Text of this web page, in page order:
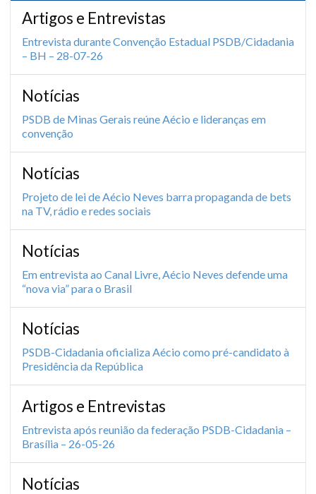
Artigos e Entrevistas
Entrevista durante Convenção Estadual PSDB/Cidadania
– BH – 28-07-26
Notícias
PSDB de Minas Gerais reúne Aécio e lideranças em
convenção
Notícias
Projeto de lei de Aécio Neves barra propaganda de bets
na TV, rádio e redes sociais
Notícias
Em entrevista ao Canal Livre, Aécio Neves defende uma
“nova via” para o Brasil
Notícias
PSDB-Cidadania oficializa Aécio como pré-candidato à
Presidência da República
Artigos e Entrevistas
Entrevista após reunião da federação PSDB-Cidadania –
Brasília – 26-05-26
Notícias